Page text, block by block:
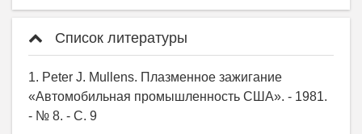
Список литературы
1. Peter J. Mullens. Плазменное зажигание
«Автомобильная промышленность США». - 1981.
- № 8. - С. 9